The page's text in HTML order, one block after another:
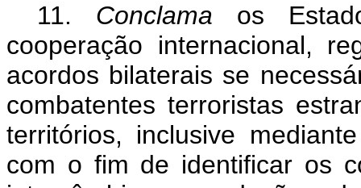
11. Conclama os
cooperação internacional,
acordos bilaterais se
combatentes terroristas
territórios, inclusive
com o fim de identificar os